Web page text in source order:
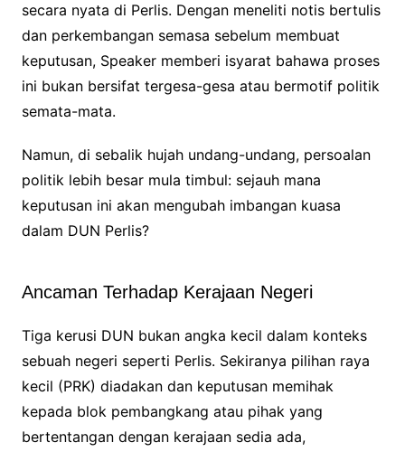
secara nyata di Perlis. Dengan meneliti notis bertulis
dan perkembangan semasa sebelum membuat
keputusan, Speaker memberi isyarat bahawa proses
ini bukan bersifat tergesa-gesa atau bermotif politik
semata-mata.
Namun, di sebalik hujah undang-undang, persoalan
politik lebih besar mula timbul: sejauh mana
keputusan ini akan mengubah imbangan kuasa
dalam DUN Perlis?
Ancaman Terhadap Kerajaan Negeri
Tiga kerusi DUN bukan angka kecil dalam konteks
sebuah negeri seperti Perlis. Sekiranya pilihan raya
kecil (PRK) diadakan dan keputusan memihak
kepada blok pembangkang atau pihak yang
bertentangan dengan kerajaan sedia ada,